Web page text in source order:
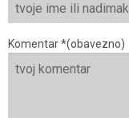
Komentar *(obavezno)